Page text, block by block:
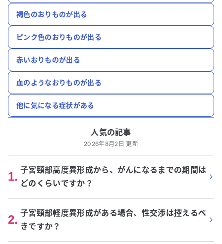
褐色のおりものが出る
ピンク色のおりものが出る
赤いおりものが出る
血のようなおりものが出る
他に気になる症状がある
人気の記事
2026年8月2日 更新
1. 子宮頸部高度異形成から、がんになるまでの期間は
どのくらいですか？
2. 子宮頸部軽度異形成がある場合、性交渉は控えるべ
きですか？